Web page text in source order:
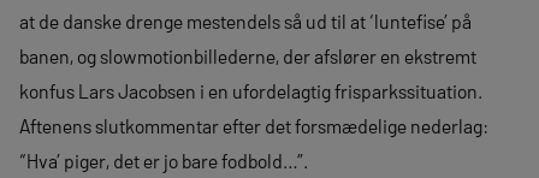
at de danske drenge mestendels så ud til at ‘luntefise’ på
banen, og slowmotionbillederne, der afslører en ekstremt
konfus Lars Jacobsen i en ufordelagtig frisparkssituation.
Aftenens slutkommentar efter det forsmædelige nederlag:
“Hva’ piger, det er jo bare fodbold…”.